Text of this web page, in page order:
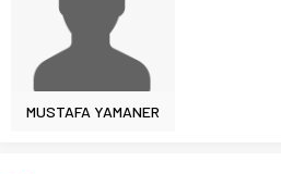
MUSTAFA YAMANER